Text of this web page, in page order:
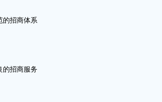
的招商体系
的招商服务